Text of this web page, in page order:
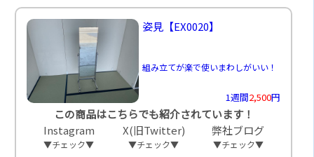
姿見 【EX0020】
組み立てが楽で使いまわしがいい！
1週間2,500円
この商品はこちらでも紹介されています！
Instagram
▼チェック▼
X(旧Twitter)
▼チェック▼
弊社ブログ
▼チェック▼